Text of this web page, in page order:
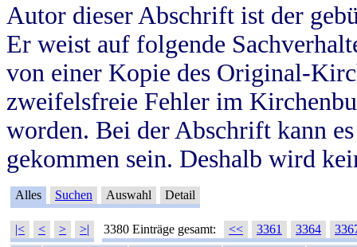
Autor dieser Abschrift ist der
Er weist auf folgende
von einer Kopie des Original-
zweifelsfreie Fehler im
worden. Bei der Abschrift kann
gekommen sein. Deshalb wird
Alles Suchen Auswahl Detail
|< < > >| 3380 Einträge gesamt: << 3361 3364